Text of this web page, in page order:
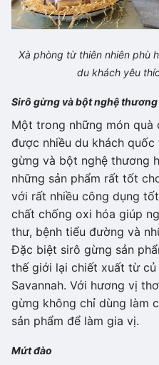
Xà phòng từ thiên nhiên phù
du khách yêu
Sirô gừng và bột nghệ
Một trong những món quà
được nhiều du khách
gừng và bột nghệ thương
những sản phẩm rất tốt
với rất nhiều công dụng
chất chống oxi hóa giúp
thư, bệnh tiểu đường và
Đặc biệt sirô gừng sản
thế giới lại chiết xuất từ
Savannah. Với hương vị
gừng không chỉ dùng làm
sản phẩm để làm gia vị.
Mứt đào